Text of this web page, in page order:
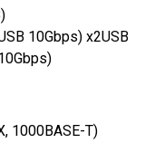
10Gbps) x2USB
1000BASE-T)